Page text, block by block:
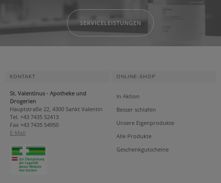
SERVICELEISTUNGEN
KONTAKT
St. Valentinus - Apotheke und
Drogerien
Hauptstraße 22, 4300 Sankt Valentin
Tel. +43 7435 52413
Fax +43 7435 54950
E-Mail
ONLINE-SHOP
In Aktion
Besser schlafen
Unsere Eigenprodukte
Alle Produkte
Geschenkgutscheine